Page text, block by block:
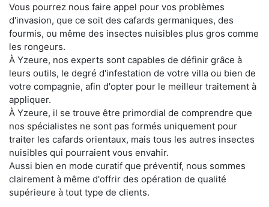
Vous pourrez nous faire appel pour vos problèmes
d'invasion, que ce soit des cafards germaniques, des
fourmis, ou même des insectes nuisibles plus gros comme
les rongeurs.
À Yzeure, nos experts sont capables de définir grâce à
leurs outils, le degré d'infestation de votre villa ou bien de
votre compagnie, afin d'opter pour le meilleur traitement à
appliquer.
À Yzeure, il se trouve être primordial de comprendre que
nos spécialistes ne sont pas formés uniquement pour
traiter les cafards orientaux, mais tous les autres insectes
nuisibles qui pourraient vous envahir.
Aussi bien en mode curatif que préventif, nous sommes
clairement à même d'offrir des opération de qualité
supérieure à tout type de clients.